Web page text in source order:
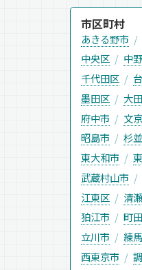
市区町村
あきる野市
中央区
中
千代田区
墨田区
大
府中市
文
昭島市
杉
東大和市
武蔵村山市
江東区
清
狛江市
町
立川市
練
西東京市